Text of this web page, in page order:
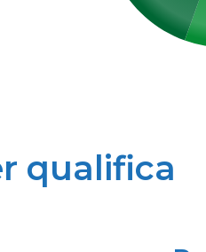
qualifica